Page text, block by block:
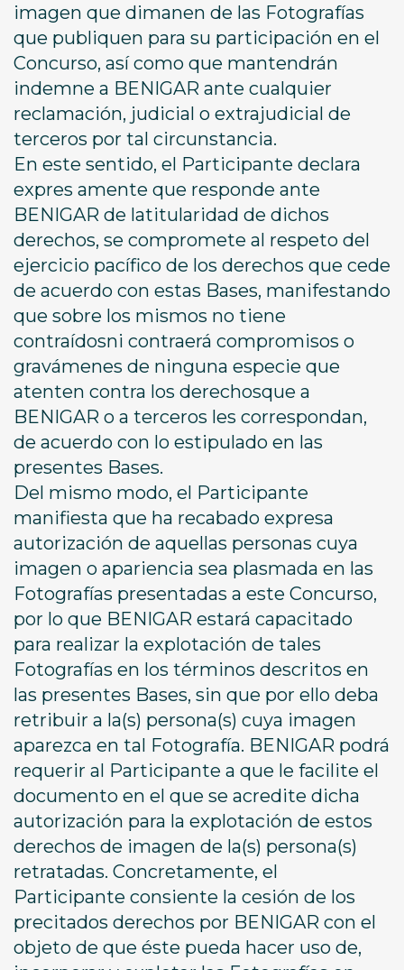
imagen que dimanen de las Fotografías
que publiquen para su participación en el
Concurso, así como que mantendrán
indemne a BENIGAR ante cualquier
reclamación, judicial o extrajudicial de
terceros por tal circunstancia.
En este sentido, el Participante declara
expres amente que responde ante
BENIGAR de latitularidad de dichos
derechos, se compromete al respeto del
ejercicio pacífico de los derechos que cede
de acuerdo con estas Bases, manifestando
que sobre los mismos no tiene
contraídosni contraerá compromisos o
gravámenes de ninguna especie que
atenten contra los derechosque a
BENIGAR o a terceros les correspondan,
de acuerdo con lo estipulado en las
presentes Bases.
Del mismo modo, el Participante
manifiesta que ha recabado expresa
autorización de aquellas personas cuya
imagen o apariencia sea plasmada en las
Fotografías presentadas a este Concurso,
por lo que BENIGAR estará capacitado
para realizar la explotación de tales
Fotografías en los términos descritos en
las presentes Bases, sin que por ello deba
retribuir a la(s) persona(s) cuya imagen
aparezca en tal Fotografía. BENIGAR podrá
requerir al Participante a que le facilite el
documento en el que se acredite dicha
autorización para la explotación de estos
derechos de imagen de la(s) persona(s)
retratadas. Concretamente, el
Participante consiente la cesión de los
precitados derechos por BENIGAR con el
objeto de que éste pueda hacer uso de,